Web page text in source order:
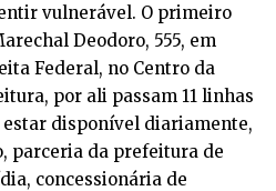
vulnerável. O primeiro
Deodoro, 555, em
Federal, no Centro da
por ali passam 11 linhas
estar disponível diariamente,
parceria da prefeitura de
concessionária de